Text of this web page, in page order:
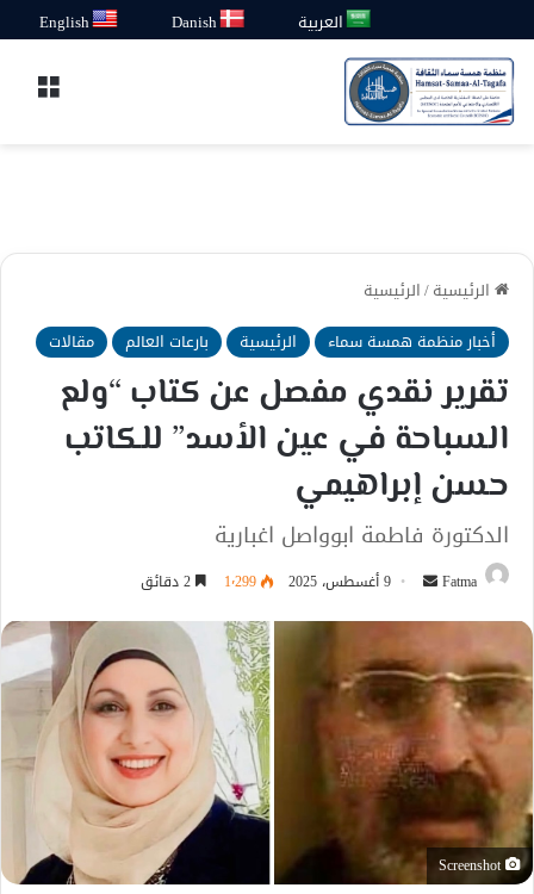
العربية Danish
English
الرئيسية/الرئيسية
أخبار منظمة همسة سماء
الرئيسية بارعات العالم مقالات
تقرير نقدي مفصل عن كتاب “ولع
السباحة في عين الأسد” للكاتب
حسن إبراهيمي
الدكتورة فاطمة ابوواصل اغبارية
Fatma
أرسل 9 أغسطس، 2025 1٬299
Screenshot